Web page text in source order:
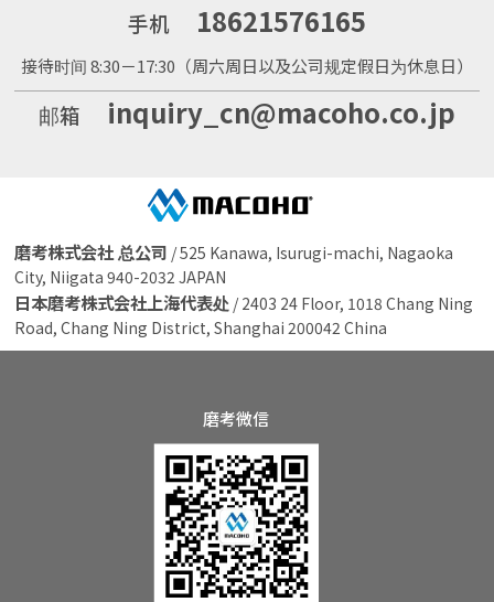
手机18621576165
接待时间 8:30－17:30（周六周日以及公司规定假日为休息日）
邮箱 inquiry_cn@macoho.co.jp
磨考株式会社 总公司 / 525 Kanawa, Isurugi-machi, Nagaoka
City, Niigata 940-2032 JAPAN
日本磨考株式会社上海代表处 / 2403 24 Floor, 1018 Chang Ning
Road, Chang Ning District, Shanghai 200042 China
磨考微信